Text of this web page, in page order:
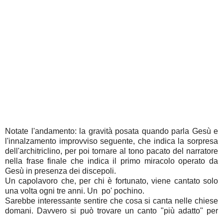
Notate l'andamento: la gravità posata quando parla Gesù e
l'innalzamento improvviso seguente, che indica la sorpresa
dell'architriclino, per poi tornare al tono pacato del narratore
nella frase finale che indica il primo miracolo operato da
Gesù in presenza dei discepoli.
Un capolavoro che, per chi è fortunato, viene cantato solo
una volta ogni tre anni. Un po' pochino.
Sarebbe interessante sentire che cosa si canta nelle chiese
domani. Davvero si può trovare un canto "più adatto" per